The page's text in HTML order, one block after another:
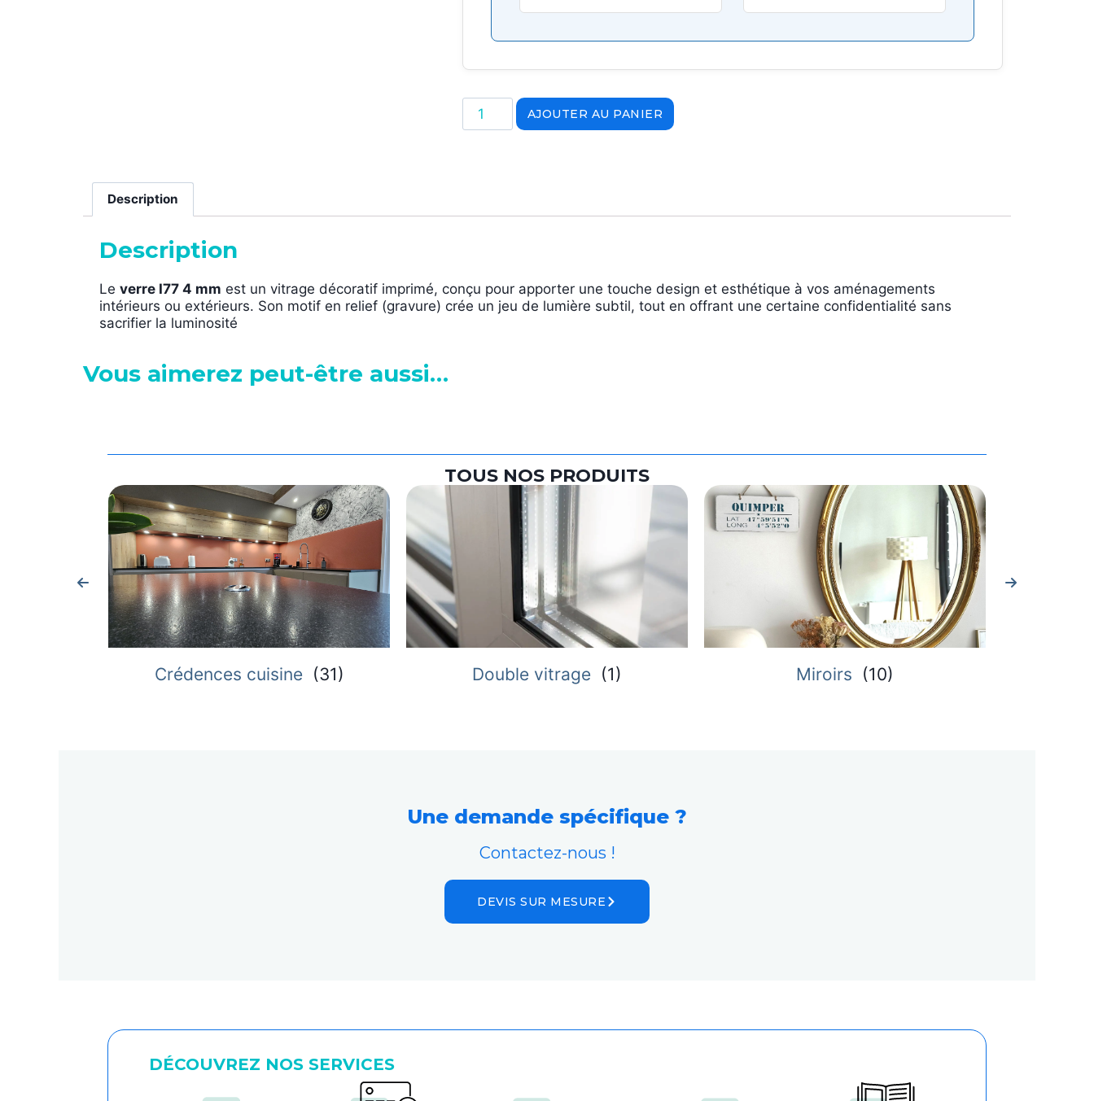
AJOUTER AU PANIER
Description
Description
Le verre I77 4 mm est un vitrage décoratif imprimé, conçu pour apporter une touche design et esthétique à vos aménagements
intérieurs ou extérieurs. Son motif en relief (gravure) crée un jeu de lumière subtil, tout en offrant une certaine confidentialité sans
sacrifier la luminosité
Vous aimerez peut-être aussi…
TOUS NOS PRODUITS
Crédences cuisine (31) Double vitrage (1) Miroirs (10)
Une demande spécifique ?
Contactez-nous !
DEVIS SUR MESURE
DÉCOUVREZ NOS SERVICES